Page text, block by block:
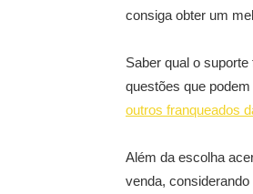
consiga obter um
Saber qual o
questões que
outros franqueados
Além da escolha
venda,